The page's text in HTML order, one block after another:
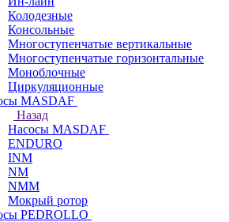
Колодезные
Консольные
Многоступенчатые вертикальные
Многоступенчатые горизонтальные
Моноблочные
Циркуляционные
MASDAF
Назад
Насосы MASDAF
ENDURO
INM
NM
NMM
Мокрый ротор
PEDROLLO